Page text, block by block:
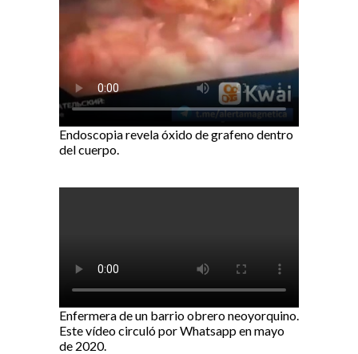
Endoscopia revela óxido de grafeno dentro
del cuerpo.
Enfermera de un barrio obrero neoyorquino.
Este vídeo circuló por Whatsapp en mayo
de 2020.